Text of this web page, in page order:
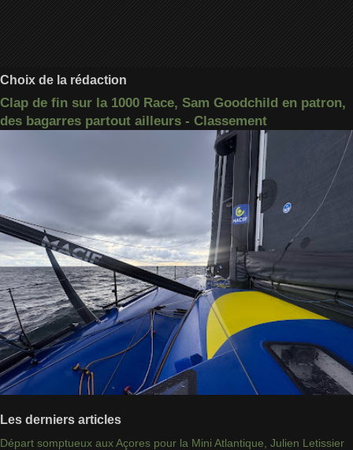
Choix de la rédaction
Clap de fin sur la 1000 Race, Sam Goodchild en patron,
des bagarres partout ailleurs - Classement
Les derniers articles
Départ somptueux aux Açores pour la Mini Atlantique, Julien Letissier